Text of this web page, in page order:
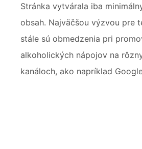
Stránka vytvárala iba
obsah. Najväčšou výzvou pre
stále sú obmedzenia pri
alkoholických nápojov na
kanáloch, ako napríklad